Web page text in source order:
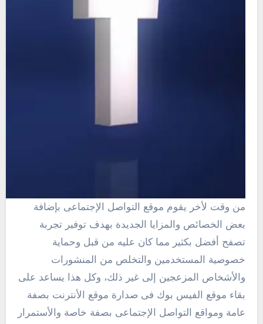
من وقت لأخر يقوم موقع التواصل الإجتماعى بإضافة
بعض الخصائص والمزايا الجديدة بهدف توفير تجربة
تصفح أفضل بكثير مما كان عليه من قبل وحماية
خصوصية المستخدمين والتخلص من المنشورات
والأشخاص المزعجين إلى غير ذلك، وكل هذا يساعد على
بقاء موقع الفيس بوك فى صدارة موقع الأنترنت بصفة
عامة ومواقع التواصل الإجتماعى بصفة خاصة والأستمرار